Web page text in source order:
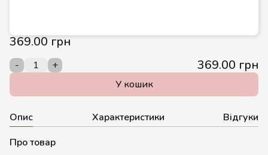
369.00 грн
- + 369.00 грн
У кошик
Опис Характеристики
Відгуки
Про товар